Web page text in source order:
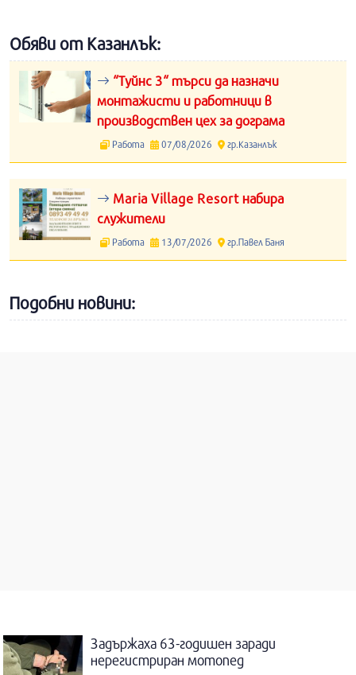
Обяви от Казанлък:
“Туйнс 3“ търси да назначи
монтажисти и работници в
производствен цех за дограма
Работа 07/08/2026 гр.Казанлък
Maria Village Resort набира
служители
Работа 13/07/2026 гр.Павел Баня
Подобни новини:
Задържаха 63-годишен заради
нерегистриран мотопед